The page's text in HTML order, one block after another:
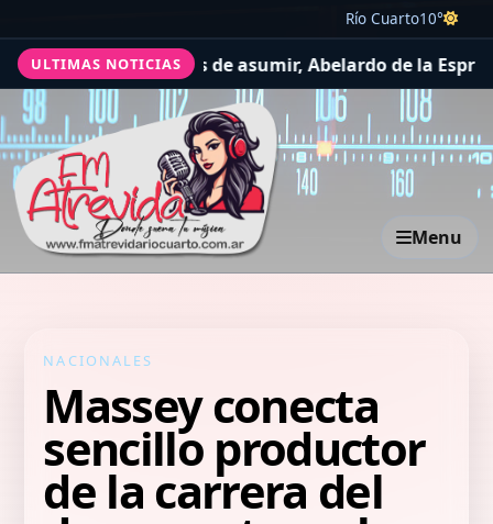
Río Cuarto10°
ULTIMAS NOTICIAS
solos", a tres días de asumir, Abelardo de la
Menu
NACIONALES
Massey conecta
sencillo productor
de la carrera del